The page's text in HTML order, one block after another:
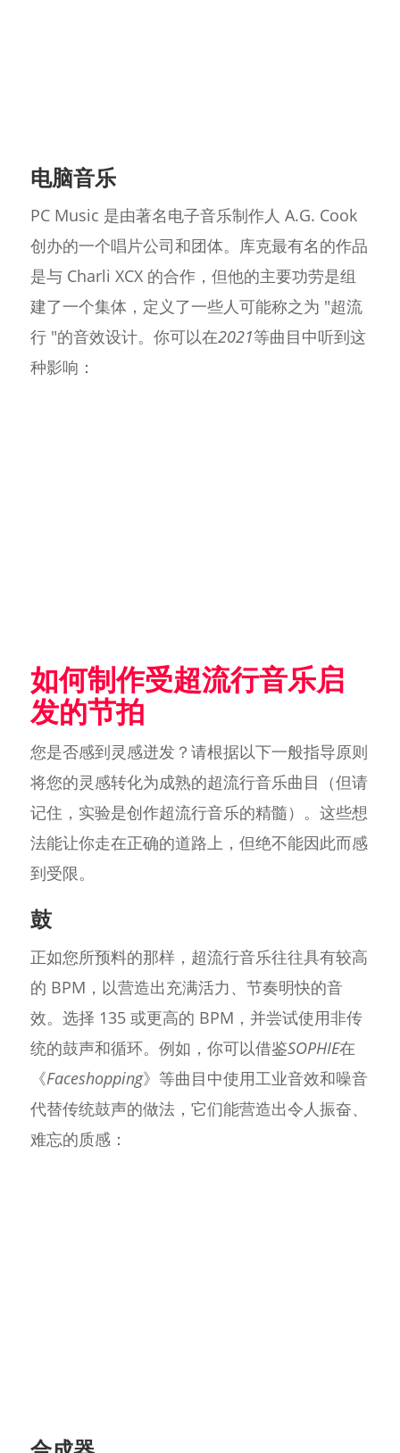
电脑音乐
PC Music 是由著名电子音乐制作人 A.G. Cook
创办的一个唱片公司和团体。库克最有名的作品
是与 Charli XCX 的合作，但他的主要功劳是组
建了一个集体，定义了一些人可能称之为 "超流
行 "的音效设计。你可以在2021等曲目中听到这
种影响：
如何制作受超流行音乐启
发的节拍
您是否感到灵感迸发？请根据以下一般指导原则
将您的灵感转化为成熟的超流行音乐曲目（但请
记住，实验是创作超流行音乐的精髓）。这些想
法能让你走在正确的道路上，但绝不能因此而感
到受限。
鼓
正如您所预料的那样，超流行音乐往往具有较高
的 BPM，以营造出充满活力、节奏明快的音
效。选择 135 或更高的 BPM，并尝试使用非传
统的鼓声和循环。例如，你可以借鉴SOPHIE在
《Faceshopping》等曲目中使用工业音效和噪音
代替传统鼓声的做法，它们能营造出令人振奋、
难忘的质感：